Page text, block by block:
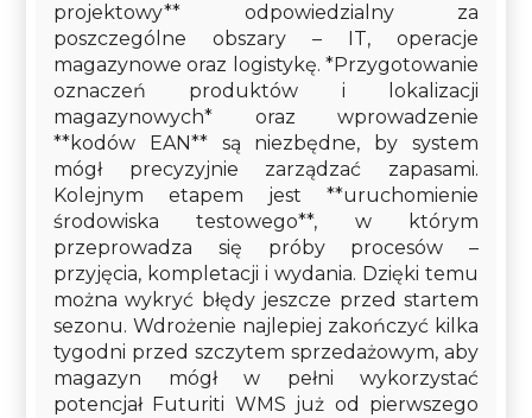
projektowy** odpowiedzialny za
poszczególne obszary – IT, operacje
magazynowe oraz logistykę. *Przygotowanie
oznaczeń produktów i lokalizacji
magazynowych* oraz wprowadzenie
**kodów EAN** są niezbędne, by system
mógł precyzyjnie zarządzać zapasami.
Kolejnym etapem jest **uruchomienie
środowiska testowego**, w którym
przeprowadza się próby procesów –
przyjęcia, kompletacji i wydania. Dzięki temu
można wykryć błędy jeszcze przed startem
sezonu. Wdrożenie najlepiej zakończyć kilka
tygodni przed szczytem sprzedażowym, aby
magazyn mógł w pełni wykorzystać
potencjał Futuriti WMS już od pierwszego